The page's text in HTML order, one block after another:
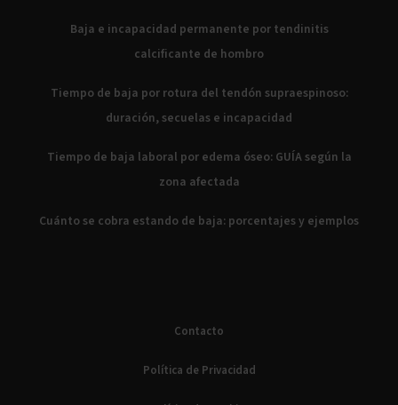
Baja e incapacidad permanente por tendinitis
calcificante de hombro
Tiempo de baja por rotura del tendón supraespinoso:
duración, secuelas e incapacidad
Tiempo de baja laboral por edema óseo: GUÍA según la
zona afectada
Cuánto se cobra estando de baja: porcentajes y ejemplos
Contacto
Política de Privacidad